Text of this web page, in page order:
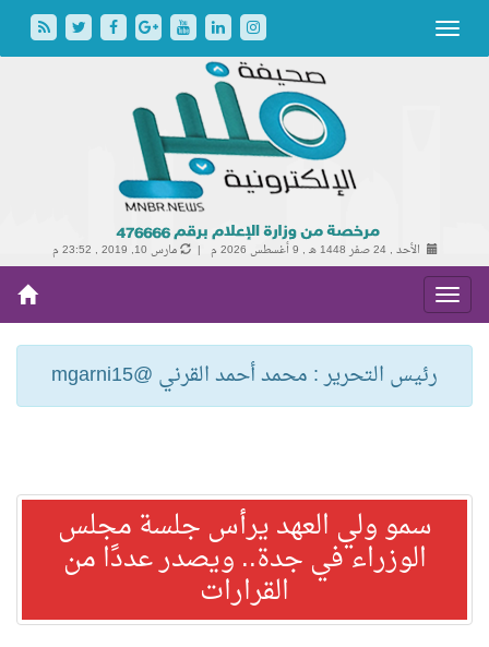
الأحد , 24 صفر 1448 هـ , 9 أغسطس 2026 م | مارس 10, 2019 , 23:52 م
رئيس التحرير : محمد أحمد القرني @mgarni15
سمو ولي العهد يرأس جلسة مجلس
الوزراء في جدة.. ويصدر عددًا من
القرارات